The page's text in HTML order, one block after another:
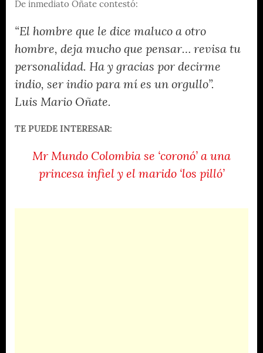
De inmediato Oñate contestó:
“El hombre que le dice maluco a otro
hombre, deja mucho que pensar… revisa tu
personalidad. Ha y gracias por decirme
indio, ser indio para mí es un orgullo”.
Luis Mario Oñate.
TE PUEDE INTERESAR:
Mr Mundo Colombia se ‘coronó’ a una
princesa infiel y el marido ‘los pilló’